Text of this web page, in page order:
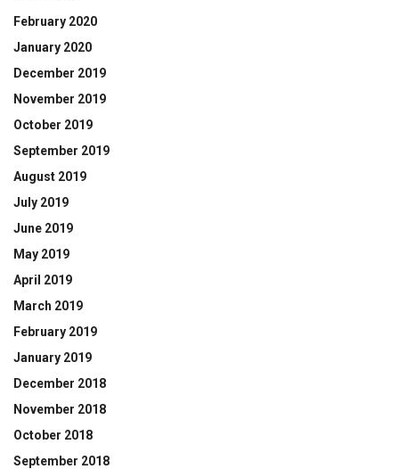
February 2020
January 2020
December 2019
November 2019
October 2019
September 2019
August 2019
July 2019
June 2019
May 2019
April 2019
March 2019
February 2019
January 2019
December 2018
November 2018
October 2018
September 2018